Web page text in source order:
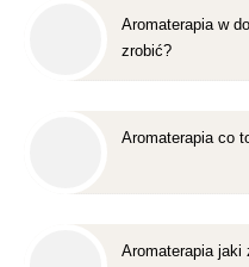
Aromaterapia w
zrobić?
Aromaterapia co
Aromaterapia jaki